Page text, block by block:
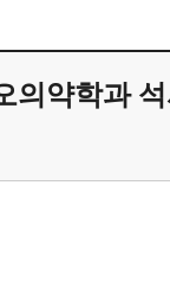
의약학과